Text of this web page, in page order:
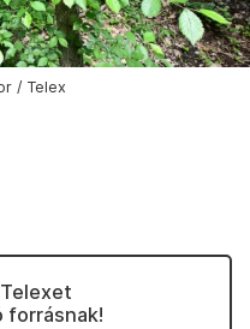
/ Telex
forrásnak!